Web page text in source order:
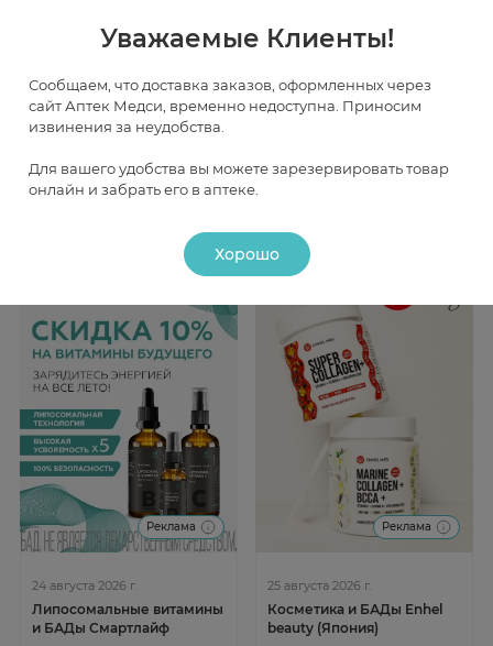
Реклама
20 августа 2026 г.
Лечебная косметика и
(Австрия)
Аптека 9 - Аптечный пункт
Реклама
24 августа 2026 г.
Dermedic, Skincode, Klatz,
Аптека 10 - Аптечный пункт
Реклама
24 августа 2026 г.
Липосомальные витамины
и БАДы Смартлайф
Реклама
25 августа 2026 г.
Косметика и БАДы Enhel
beauty (Япония)
Уважаемые Клиенты!
Сообщаем, что доставка заказов, оформленных через
сайт Аптек Медси, временно недоступна. Приносим
извинения за неудобства.
Для вашего удобства вы можете зарезервировать товар
онлайн и забрать его в аптеке.
Хорошо